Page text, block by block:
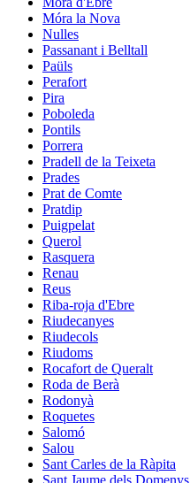
Móra la Nova
Nulles
Passanant i Belltall
Paüls
Perafort
Pira
Poboleda
Pontils
Porrera
Pradell de la Teixeta
Prades
Prat de Comte
Pratdip
Puigpelat
Querol
Rasquera
Renau
Reus
Riba-roja d'Ebre
Riudecanyes
Riudecols
Riudoms
Rocafort de Queralt
Roda de Berà
Rodonyà
Roquetes
Salomó
Salou
Sant Carles de la Ràpita
Sant Jaume dels Domenys